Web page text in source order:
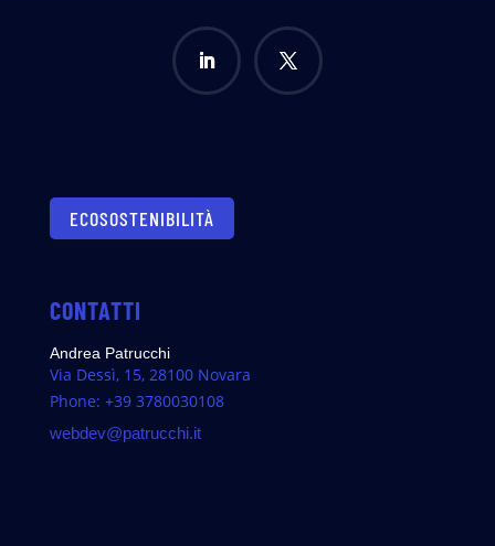
ECOSOSTENIBILITÀ
CONTATTI
Andrea Patrucchi
Via Dessì, 15, 28100 Novara
Phone: +39 3780030108
webdev@patrucchi.it